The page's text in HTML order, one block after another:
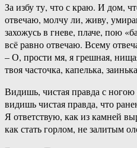
За избу ту, что с краю. И дом,
отвечаю, молчу ли, живу,
захожусь в гневе, плаче, пою
всё равно отвечаю. Всему
– О, прости мя, я грешная,
твоя часточка, капелька,
Видишь, чистая правда с ногою
видишь чистая правда, что
Я ответствую, как из камней
как стать горлом, не залитым